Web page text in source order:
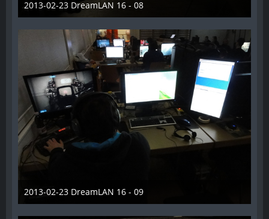
2013-02-23 DreamLAN 16 - 08
7. Juni 2014
2013-02-23 DreamLAN 16 - 09
7. Juni 2014